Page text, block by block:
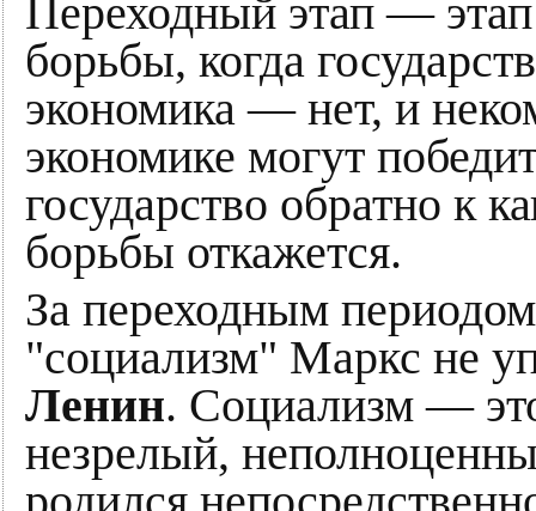
Переходный этап —
борьбы, когда
экономика — нет, и
экономике могут
государство обратно к
борьбы откажется.
За переходным
"социализм" Маркс не
Ленин. Социализм —
незрелый,